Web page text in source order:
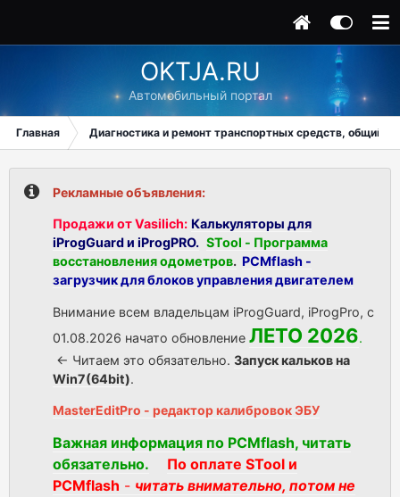
OKTJA.RU
Автомобильный портал
Главная Диагностика и ремонт транспортных средств, общий
Рекламные объявления:
Продажи от Vasilich: Калькуляторы для
iProgGuard и iProgPRO. STool - Программа
восстановления одометров. PCMflash -
загрузчик для блоков управления двигателем
Внимание всем владельцам iProgGuard, iProgPro, с
01.08.2026 начато обновление ЛЕТО 2026.
<- Читаем это обязательно. Запуск кальков на
Win7(64bit).
MasterEditPro - редактор калибровок ЭБУ
Важная информация по PCMflash, читать
обязательно.
По оплате STool и
PCMflash - читать внимательно, потом не